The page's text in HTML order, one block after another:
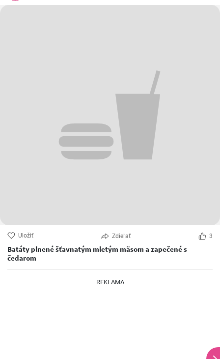
Uložiť Zdieľať 3
Batáty plnené šťavnatým mletým mäsom a zapečené s
čedarom
REKLAMA